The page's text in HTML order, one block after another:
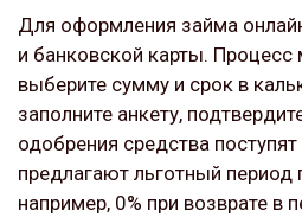
Для оформления займа
и банковской карты.
выберите сумму и срок в
заполните анкету,
одобрения средства
предлагают льготный период
например, 0% при возврате в